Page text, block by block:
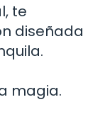
te
diseñada
magia.